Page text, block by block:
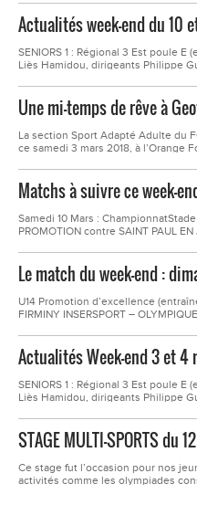
nous présenter ton parcours de
longtemps à Saint-Genest-
le...
Actualités week-end du 10
SENIORS 1 : Régional 3 Est poule
Liès Hamidou, dirigeants Philippe
Franck Tota Dès le début de
tableau au classement affichent
de gagner la...
Une mi-temps de rêve à
La section Sport Adapté Adulte du
ce samedi 3 mars 2018, à l’Orange
Française de Sport Adapté ont pu
pelouse de Geoffroy-Guichard sous
Matchs à suivre ce week-
Samedi 10 Mars :
PROMOTION contre SAINT PAUL
contre&nbsp;SE SUC
Soleil&nbsp; à 19H00SENIORS 1
DAUPHINEDimanche 11 Mars :
Le match du week-end :
U14 Promotion d’excellence
FIRMINY INSERSPORT –
groupe sur ce derby contre
récents. Selon moi, cela ne sera
qualités dans le jeu....
Actualités Week-end 3 et 4
SENIORS 1 : Régional 3 Est poule
Liès Hamidou, dirigeants Philippe
Saher Thioune, Thibault
rencontre, sans toutefois écraser
aller...
STAGE MULTI-SPORTS du
Ce stage fut l’occasion pour nos
activités comme les olympiades